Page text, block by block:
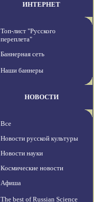
ИНТЕРНЕТ
Топ-лист "Русского
переплета"
Баннерная сеть
Наши баннеры
НОВОСТИ
Все
Новости русской культуры
Новости науки
Космические новости
Афиша
The best of Russian Science